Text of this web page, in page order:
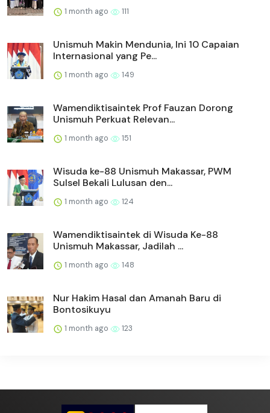
1 month ago 111
Unismuh Makin Mendunia, Ini 10 Capaian
Internasional yang Pe...
1 month ago 149
Wamendiktisaintek Prof Fauzan Dorong
Unismuh Perkuat Relevan...
1 month ago 151
Wisuda ke-88 Unismuh Makassar, PWM
Sulsel Bekali Lulusan den...
1 month ago 124
Wamendiktisaintek di Wisuda Ke-88
Unismuh Makassar, Jadilah ...
1 month ago 148
Nur Hakim Hasal dan Amanah Baru di
Bontosikuyu
1 month ago 123